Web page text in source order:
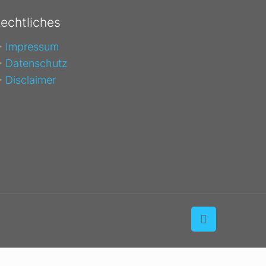
Impressum
Datenschutz
Disclaimer